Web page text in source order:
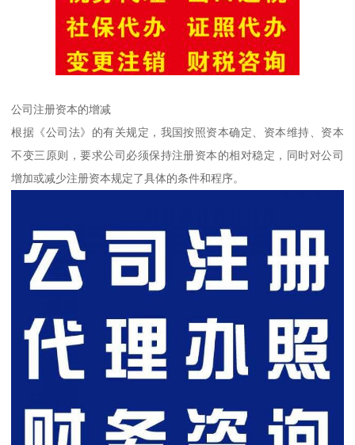
公司注册资本的增减
根据《公司法》的有关规定，我国按照资本确定、资本维持、资本
不变三原则，要求公司必须保持注册资本的相对稳定，同时对公司
增加或减少注册资本规定了具体的条件和程序。